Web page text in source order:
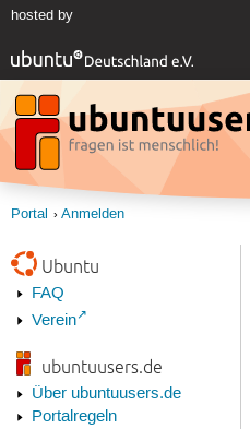
hosted by
Portal Anmelden
Ubuntu
FAQ
Verein
ubuntuusers.de
Über ubuntuusers.de
Portalregeln